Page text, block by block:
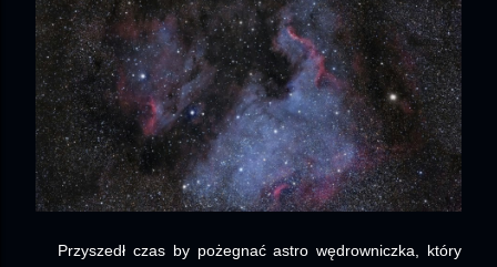
Przyszedł czas by pożegnać astro wędrowniczka, który